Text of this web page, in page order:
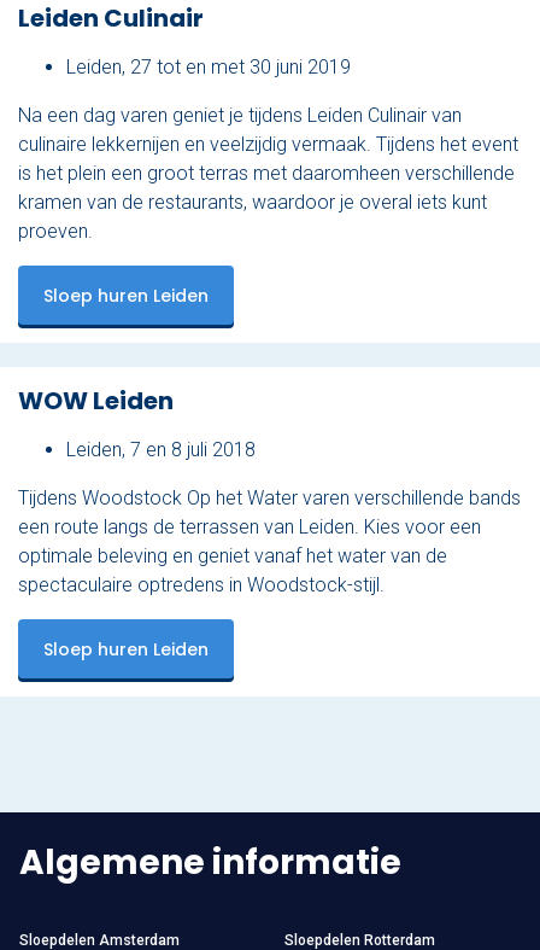
Leiden Culinair
Leiden, 27 tot en met 30 juni 2019
Na een dag varen geniet je tijdens Leiden Culinair van
culinaire lekkernijen en veelzijdig vermaak. Tijdens het event
is het plein een groot terras met daaromheen verschillende
kramen van de restaurants, waardoor je overal iets kunt
proeven.
Sloep huren Leiden
WOW Leiden
Leiden, 7 en 8 juli 2018
Tijdens Woodstock Op het Water varen verschillende bands
een route langs de terrassen van Leiden. Kies voor een
optimale beleving en geniet vanaf het water van de
spectaculaire optredens in Woodstock-stijl.
Sloep huren Leiden
Algemene informatie
Sloepdelen Amsterdam
Sloepdelen Rotterdam